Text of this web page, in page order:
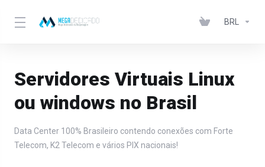
BRL
Servidores Virtuais Linux
ou windows no Brasil
Data Center 100% Brasileiro contendo conexões com Forte
Telecom, K2 Telecom e vários PIX nacionais!